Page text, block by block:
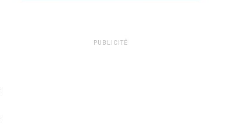
PUBLICITÉ